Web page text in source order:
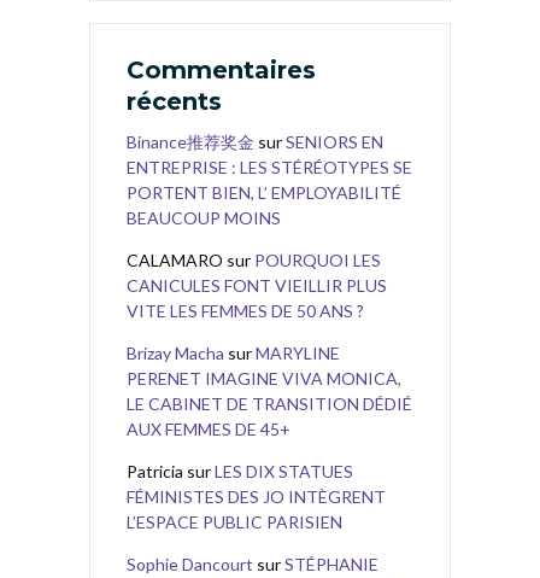
Commentaires
récents
Binance推荐奖金 surSENIORS EN
ENTREPRISE : LES STÉRÉOTYPES SE
PORTENT BIEN, L’ EMPLOYABILITÉ
BEAUCOUP MOINS
CALAMARO sur POURQUOI LES
CANICULES FONT VIEILLIR PLUS
VITE LES FEMMES DE 50 ANS ?
Brizay Macha surMARYLINE
PERENET IMAGINE VIVA MONICA,
LE CABINET DE TRANSITION DÉDIÉ
AUX FEMMES DE 45+
Patricia surLES DIX STATUES
FÉMINISTES DES JO INTÈGRENT
L’ESPACE PUBLIC PARISIEN
Sophie Dancourt surSTÉPHANIE